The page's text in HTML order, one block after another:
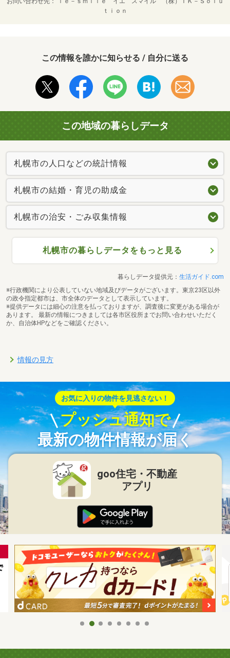
ｔｉｏｎ
この情報を誰かに知らせる / 自分に送る
この地域の暮らしデータ
札幌市の人口などの統計情報
札幌市の結婚・育児の助成金
札幌市の治安・ごみ収集情報
札幌市の暮らしデータをもっと見る
暮らしデータ提供元： 生活ガイド.com
※行政機関により公表していない地域及びデータがございます。東京23区以外
の政令指定都市は、市全体のデータとして表示しています。
※提供データには細心の注意を払っておりますが、調査後に変更がある場合が
あります。 最新の情報につきましては各市区役所までお問い合わせいただく
か、自治体HPなどをご確認ください。
情報の見方
お気に入りの物件を見逃さない！
プッシュ通知で
最新の物件情報が届く
goo住宅・不動産
アプリ